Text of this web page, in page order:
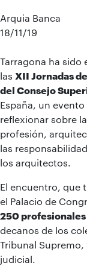
Arquia Banca
18/11/19
Tarragona ha sido
las XII Jornadas
del Consejo
España, un
reflexionar sobre
profesión,
las
los arquitectos.
El encuentro, que
el Palacio de
250 profesionales
decanos de los
Tribunal
judicial.